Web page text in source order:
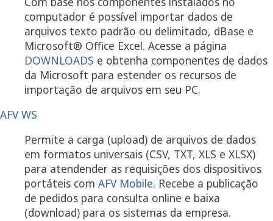
computador é possível importar dados de
arquivos texto padrão ou delimitado, dBase e
Microsoft® Office Excel. Acesse a página
DOWNLOADS e obtenha componentes de dados
da Microsoft para estender os recursos de
importação de arquivos em seu PC.
AFV WS
Permite a carga (upload) de arquivos de dados
em formatos universais (CSV, TXT, XLS e XLSX)
para atendender as requisições dos dispositivos
portáteis com AFV Mobile. Recebe a publicação
de pedidos para consulta online e baixa
(download) para os sistemas da empresa.